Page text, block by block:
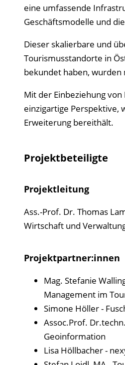
eine umfassende
Geschäftsmodelle und
Dieser skalierbare und
Tourismusstandorte in
bekundet haben,
Mit der Einbeziehung
einzigartige Perspektive,
Erweiterung bereithält.
Projektbeteiligte
Projektleitung
Ass.-Prof. Dr. Thomas
Wirtschaft und
Projektpartner:innen
Mag. Stefanie
Management im
Simone Höller -
Assoc.Prof.
Geoinformation
Lisa Höllbacher -